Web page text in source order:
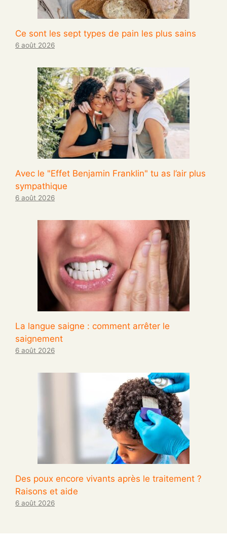
Ce sont les sept types de pain les plus sains
6 août 2026
Avec le "Effet Benjamin Franklin" tu as l’air plus
sympathique
6 août 2026
La langue saigne : comment arrêter le
saignement
6 août 2026
Des poux encore vivants après le traitement ?
Raisons et aide
6 août 2026